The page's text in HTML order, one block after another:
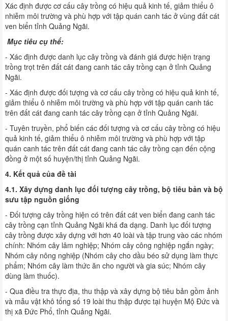
Xác định được cơ cấu cây trồng có hiệu quả kinh tế, giảm thiểu ô
nhiễm môi trường và phù hợp với tập quán canh tác ở vùng đất cát
ven biển tỉnh Quảng Ngãi.
Mục tiêu cụ thể:
- Xác định được danh lục cây trồng và đánh giá được hiện trạng
trồng trọt trên đất cát đang canh tác cây trồng cạn ở tỉnh Quảng
Ngãi.
- Xác định được đối tượng và cơ cấu cây trồng có hiệu quả kinh tế,
giảm thiểu ô nhiễm môi trường và phù hợp với tập quán canh tác
trên đất cát đang canh tác cây trồng cạn ở tỉnh Quảng Ngãi.
- Tuyên truyền, phổ biến các đối tượng và cơ cấu cây trồng có hiệu
quả kinh tế, giảm thiểu ô nhiễm môi trường và phù hợp với tập
quán canh tác trên đất cát đang canh tác cây trồng cạn đến cộng
đồng ở một số huyện/thị tỉnh Quảng Ngãi.
4. Kết quả của đề tài
4.1. Xây dựng danh lục đối tượng cây trồng, bộ tiêu bản và bộ
sưu tập nguồn giống
- Đối tượng cây trồng hiện có trên đất cát ven biển đang canh tác
cây trồng cạn tỉnh Quảng Ngãi khá đa dạng. Danh lục đối tượng
cây trồng được xây dựng với hơn 40 loài và tập trung vào các nhóm
chính: Nhóm cây lâm nghiệp; Nhóm cây công nghiệp ngắn ngày;
Nhóm cây nông nghiệp (Nhóm cây cho dầu béo sử dụng làm thực
phẩm; Nhóm cây làm thức ăn cho người và gia súc; Nhóm cây
dùng làm thuốc).
- Qua điều tra thực địa, thu thập và xây dựng bộ tiêu bản gồm ảnh
và mẫu vật khô tổng số 19 loài thu thập được tại huyện Mộ Đức và
thị xã Đức Phổ, tỉnh Quảng Ngãi.